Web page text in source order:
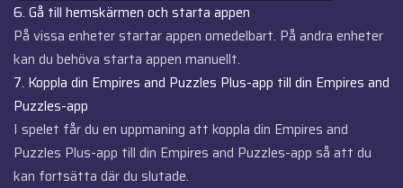
6. Gå till hemskärmen och starta appen
På vissa enheter startar appen omedelbart. På andra enheter
kan du behöva starta appen manuellt.
7. Koppla din Empires and Puzzles Plus-app till din Empires and
Puzzles-app
I spelet får du en uppmaning att koppla din Empires and
Puzzles Plus-app till din Empires and Puzzles-app så att du
kan fortsätta där du slutade.